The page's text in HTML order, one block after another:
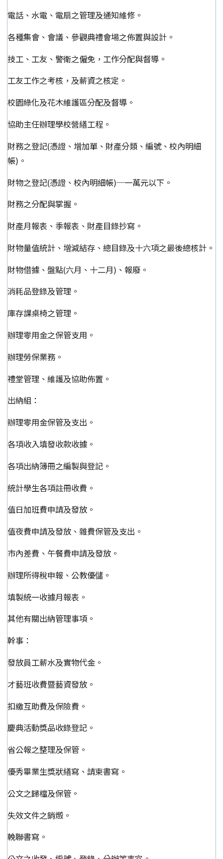
電話、水電、電扇之管理及通知維修。
各種集會、會議、參觀典禮會場之佈置與設計。
技工、工友、警衛之僱免，工作分配與督導。
工友工作之考核，及薪資之核定。
校園綠化及花木維護區分配及督導。
協助主任辦理學校營繕工程。
財務之登記(憑證、增加單、財產分類、編號、校內明細
帳)。
財物之登記(憑證、校內明細帳)─一萬元以下。
財務之分配與掌握。
財產月報表、季報表、財產目錄抄寫。
財物量值統計、增減結存、總目錄及十六項之最後總核計。
財物借據、盤點(六月、十二月)、報廢。
消耗品登錄及管理。
庫存課桌椅之管理。
辦理零用金之保管支用。
辦理勞保業務。
禮堂管理、維護及協助佈置。
出納組：
辦理零用金保管及支出。
各項收入填發收款收據。
各項出納簿冊之編製與登記。
統計學生各項註冊收費。
值日加班費申請及發放。
值夜費申請及發放、雜費保管及支出。
市內差費、午餐費申請及發放。
辦理所得稅申報、公教優儲。
填製統一收據月報表。
其他有關出納管理事項。
幹事：
發放員工薪水及實物代金。
才藝班收費暨藝資發放。
扣繳互助費及保險費。
慶典活動獎品收錄登記。
省公報之整理及保管。
優秀畢業生獎狀繕寫、請柬書寫。
公文之歸檔及保管。
失效文件之銷燬。
輓聯書寫。